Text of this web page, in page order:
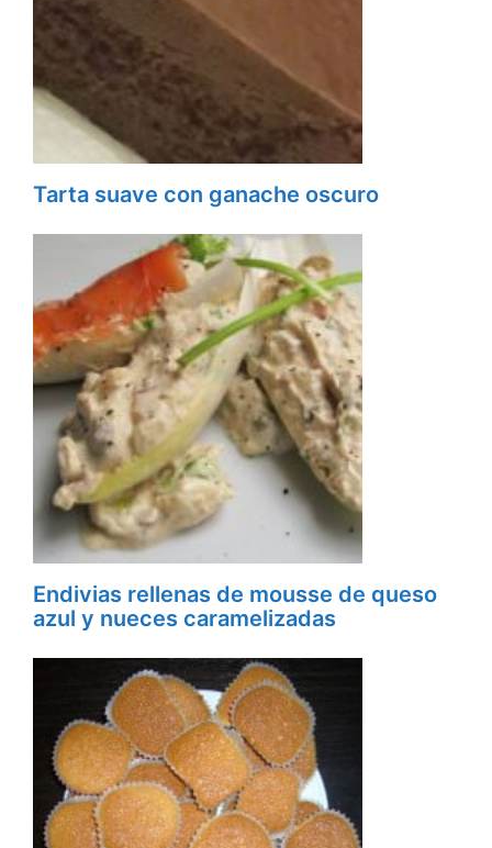
Tarta suave con ganache oscuro
Endivias rellenas de mousse de queso
azul y nueces caramelizadas